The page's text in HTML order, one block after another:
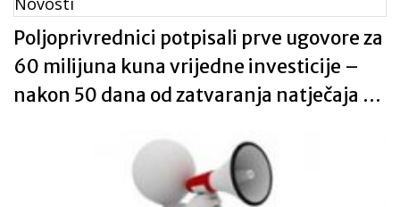
Poljoprivrednici potpisali prve ugovore za
60 milijuna kuna vrijedne investicije –
nakon 50 dana od zatvaranja natječaja za